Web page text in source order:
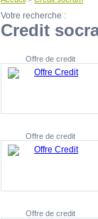
Votre recherche :
Credit
Offre de credit
Offre de credit
Offre de credit